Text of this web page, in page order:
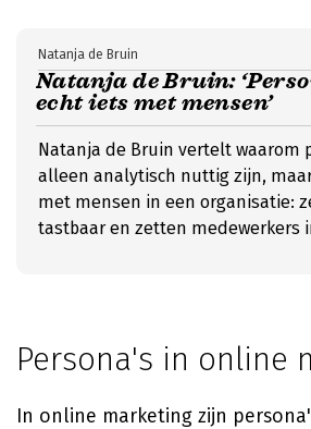
Natanja de Bruin:
echt iets met mensen’
Natanja de Bruin
Natanja de Bruin vertelt waarom
alleen analytisch nuttig zijn,
met mensen in een organisatie:
tastbaar en zetten medewerkers
Persona's in online
In online marketing zijn